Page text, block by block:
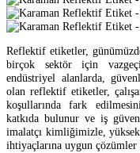
Reflektif etiketler,
birçok sektör için
endüstriyel alanlarda,
olan reflektif etiketler,
koşullarında fark
katkıda bulunur ve iş
imalatçı kimliğimizle,
ihtiyaçlarına uygun çözümler